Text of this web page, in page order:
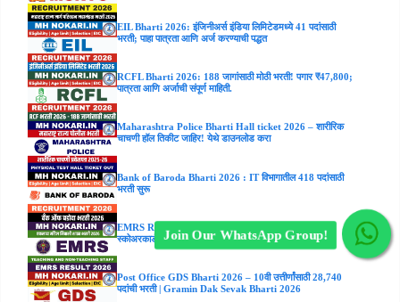
EIL Bharti 2026: इंजिनीअर्स इंडिया लिमिटेडमध्ये 41 पदांसाठी
भरती; पाहा पात्रता आणि अर्ज करण्याची पद्धत
RCFL Bharti 2026: 188 जागांसाठी मोठी भरती! पगार ₹47,800;
पात्रता आणि अर्जाची संपूर्ण माहिती.
Maharashtra Police Bharti Hall ticket 2026 – शारीरिक
चाचणी हॉल तिकीट जाहिर! येथे डाउनलोड करा
Bank of Baroda Bharti 2026 : IT विभागातील 418 पदांसाठी
भरती सुरू
EMRS Result 2026 : Tier-I निकाल, गुणवत्ता यादी आणि
स्कोअरकार्ड डाउनलोड करा
Post Office GDS Bharti 2026 – 10वी उत्तीर्णांसाठी 28,740
पदांची भरती | Gramin Dak Sevak Bharti 2026
Join Our WhatsApp Group!